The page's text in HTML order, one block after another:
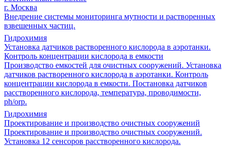
г. Москва
Внедрение системы мониторинга мутности и растворенных
взвешенных частиц.
Гидрохимия
Установка датчиков растворенного кислорода в аэротанки.
Контроль концентрации кислорода в емкости
Производство емкостей для очистных сооружений. Установка
датчиков растворенного кислорода в аэротанки. Контроль
концентрации кислорода в емкости. Постановка датчиков
расстворенного кислорода, температура, проводимости,
ph/orp.
Гидрохимия
Проектирование и производство очистных сооружений
Проектирование и производство очистных сооружений.
Установка 12 сенсоров расстворенного кислорода.